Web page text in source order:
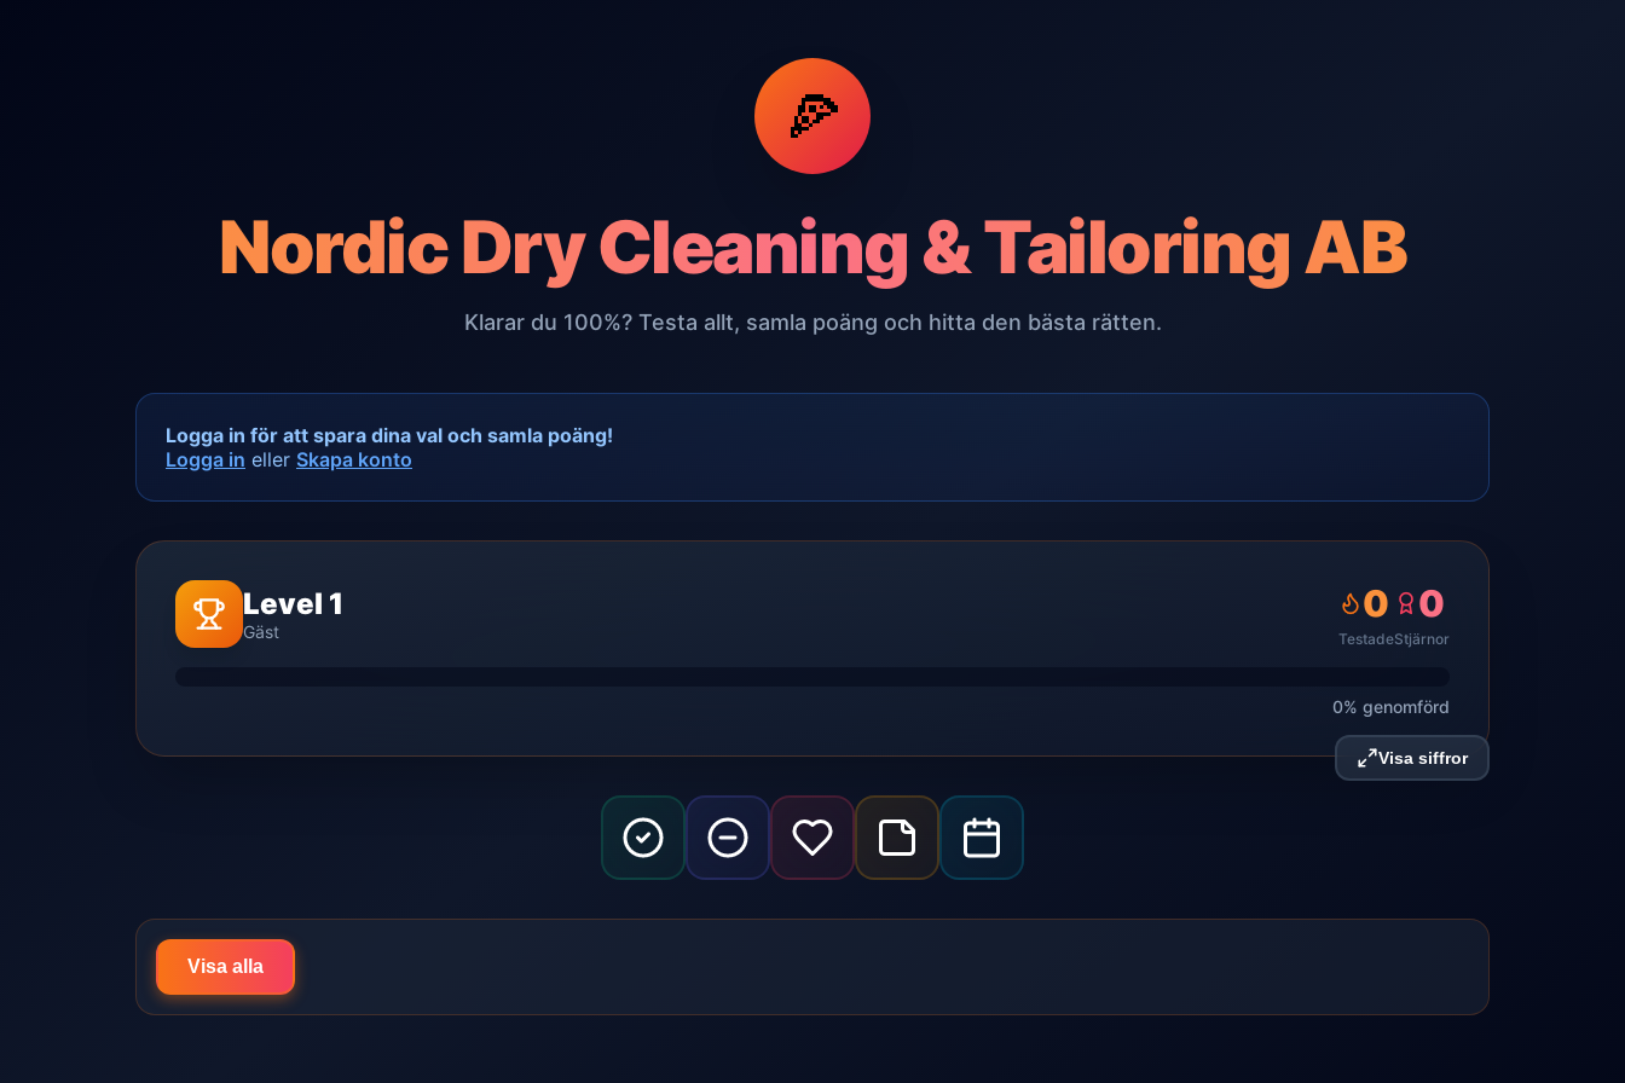
🍕
Nordic Dry Cleaning & Tailoring AB
Klarar du 100%? Testa allt, samla poäng och hitta den bästa rätten.
Logga in för att spara dina val och samla poäng!
Logga in eller Skapa konto
Level 1
Gäst
0
Testade
0
Stjärnor
0% genomförd
Visa siffror
Visa alla